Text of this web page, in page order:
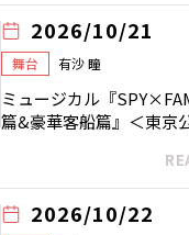
2026/10/21
舞台 有沙 瞳
ミュージカル『
篇&豪華客船篇』＜東京
2026/10/22